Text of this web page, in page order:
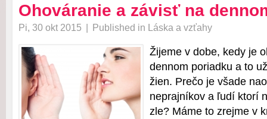
Ohováranie a závisť na
Pi, 30 okt 2015 | Published in Láska a vzťahy
Žijeme v dobe, kedy je
dennom poriadku a to
žien. Prečo je všade
neprajníkov a ľudí ktorí
zle? Máme to zrejme v